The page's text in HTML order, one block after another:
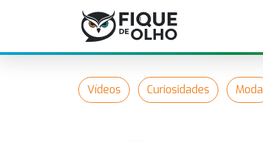
Vídeos Curiosidades Moda